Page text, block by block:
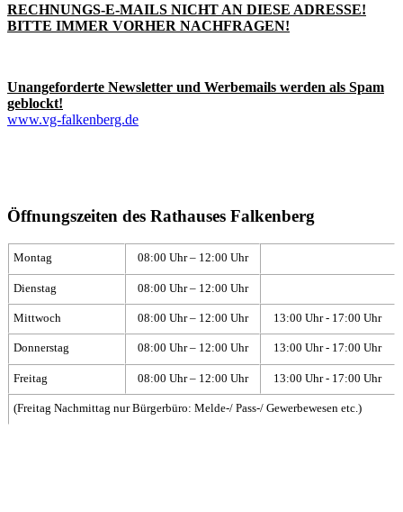
RECHNUNGS-E-MAILS NICHT AN DIESE ADRESSE!
BITTE IMMER VORHER NACHFRAGEN!
Unangeforderte Newsletter und Werbemails werden als Spam
geblockt!
www.vg-falkenberg.de
Öffnungszeiten des Rathauses Falkenberg
Montag 08:00 Uhr – 12:00 Uhr
Dienstag 08:00 Uhr – 12:00 Uhr
Mittwoch 08:00 Uhr – 12:00 Uhr 13:00 Uhr - 17:00 Uhr
Donnerstag 08:00 Uhr – 12:00 Uhr 13:00 Uhr - 17:00 Uhr
Freitag 08:00 Uhr – 12:00 Uhr 13:00 Uhr - 17:00 Uhr
(Freitag Nachmittag nur Bürgerbüro: Melde-/ Pass-/ Gewerbewesen etc.)